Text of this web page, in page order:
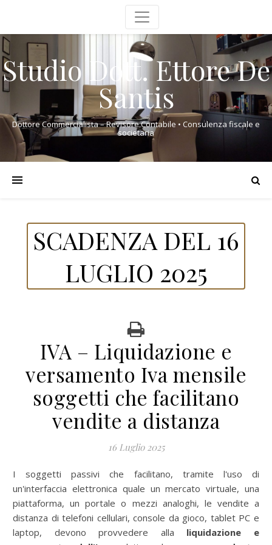
Studio Dott. Ettore De
Santis
Dottore Commercialista – Revisore Contabile • Consulenza fiscale e
societaria
SCADENZA DEL 16
LUGLIO 2025
IVA – Liquidazione e
versamento Iva mensile
soggetti che facilitano
vendite a distanza
16 Luglio 2025
I soggetti passivi che facilitano, tramite l'uso di
un'interfaccia elettronica quale un mercato virtuale, una
piattaforma, un portale o mezzi analoghi, le vendite a
distanza di telefoni cellulari, console da gioco, tablet PC e
laptop, devono provvedere alla liquidazione e